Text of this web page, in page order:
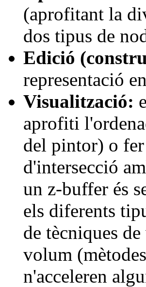
(aprofitant la
dos tipus de
Edició
representació
Visualització:
aprofiti
del pintor) o
d'intersecció
un z-buffer és
els diferents
de tècniques
volum
n'acceleren